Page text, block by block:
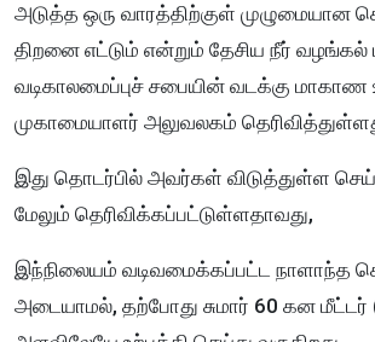
அடுத்த ஒரு வாரத்திற்குள் முழுமையான
திறனை எட்டும் என்றும் தேசிய நீர் வழங்கல்
வடிகாலமைப்புச் சபையின் வடக்கு மாகாண
முகாமையாளர் அலுவலகம்
இது தொடர்பில் அவர்கள் விடுத்துள்ள
மேலும் தெரிவிக்கப்பட்டுள்ளதாவது,
இந்நிலையம் வடிவமைக்கப்பட்ட
அடையாமல், தற்போது சுமார் 60 கன மீட்டர்